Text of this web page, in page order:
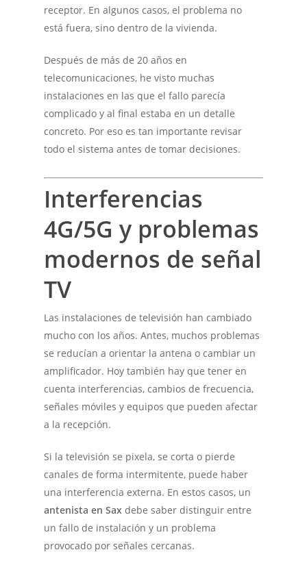
receptor. En algunos casos, el problema no
está fuera, sino dentro de la vivienda.
Después de más de 20 años en
telecomunicaciones, he visto muchas
instalaciones en las que el fallo parecía
complicado y al final estaba en un detalle
concreto. Por eso es tan importante revisar
todo el sistema antes de tomar decisiones.
Interferencias
4G/5G y problemas
modernos de señal
TV
Las instalaciones de televisión han cambiado
mucho con los años. Antes, muchos problemas
se reducían a orientar la antena o cambiar un
amplificador. Hoy también hay que tener en
cuenta interferencias, cambios de frecuencia,
señales móviles y equipos que pueden afectar
a la recepción.
Si la televisión se pixela, se corta o pierde
canales de forma intermitente, puede haber
una interferencia externa. En estos casos, un
antenista en Sax debe saber distinguir entre
un fallo de instalación y un problema
provocado por señales cercanas.